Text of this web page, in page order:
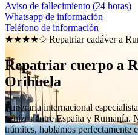
Aviso de fallecimiento (24 horas)
Whatsapp de información
Teléfono de información
★★★★✩ Repatriar cadáver a
Repatriar cuerpo a
Orihuela
Funeraria internacional
cenizas entre España y Rumanía.
trámites, hablamos perfectamente